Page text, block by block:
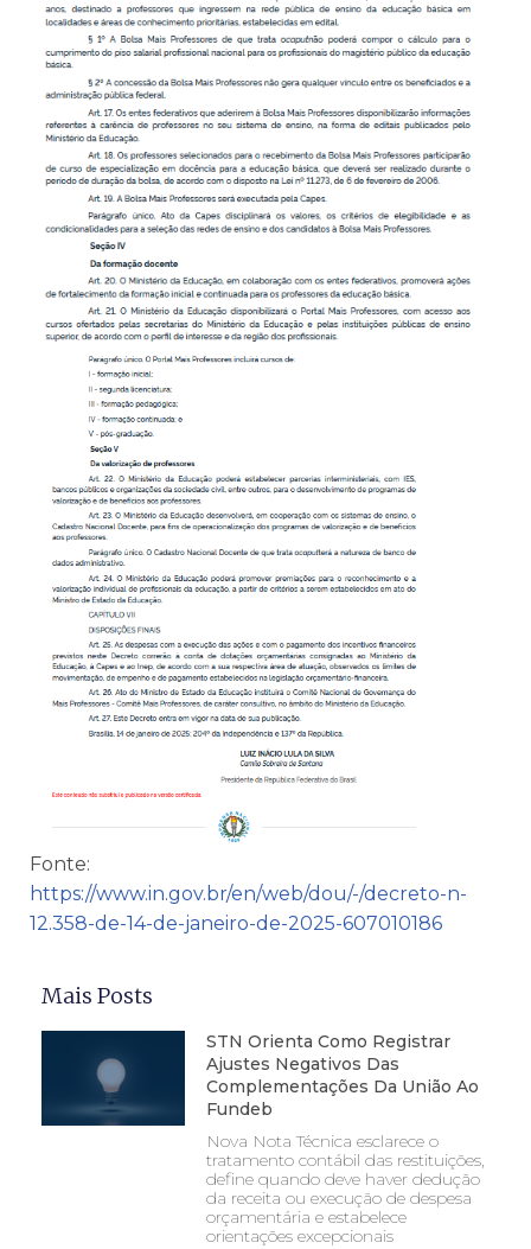
Fonte:
https://www.in.gov.br/en/web/dou/-/decreto-n-
12.358-de-14-de-janeiro-de-2025-607010186
Mais Posts
STN Orienta Como Registrar
Ajustes Negativos Das
Complementações Da União Ao
Fundeb
Nova Nota Técnica esclarece o
tratamento contábil das restituições,
define quando deve haver dedução
da receita ou execução de despesa
orçamentária e estabelece
orientações excepcionais